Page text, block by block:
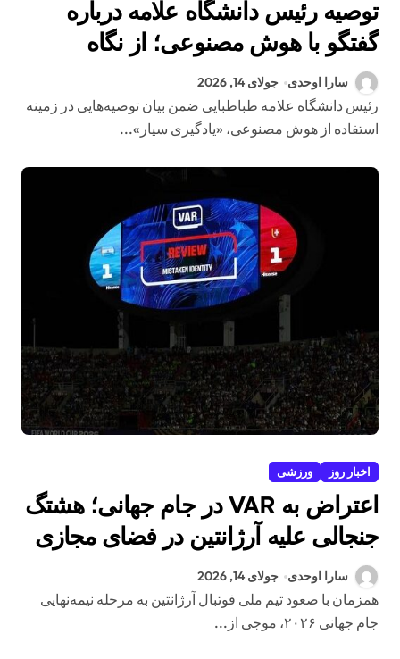
توصیه رئیس دانشگاه علامه درباره
گفتگو با هوش مصنوعی؛ از نگاه
انتقادی تا بازتعریف نقش استاد و
دانشجو
سارا اوحدی جولای 14, 2026
رئیس دانشگاه علامه طباطبایی ضمن بیان توصیه‌هایی در زمینه
استفاده از هوش مصنوعی، «یادگیری سیار»...
اخبار روز ورزشی
اعتراض به VAR در جام جهانی؛ هشتگ
جنجالی علیه آرژانتین در فضای مجازی
سارا اوحدی جولای 14, 2026
همزمان با صعود تیم ملی فوتبال آرژانتین به مرحله نیمه‌نهایی
جام جهانی ۲۰۲۶، موجی از...